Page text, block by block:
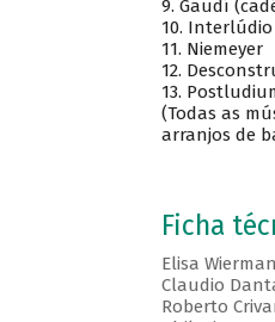
9. Gaudí
10.
11. Niemeyer
12.
13.
(Todas as
arranjos de
Ficha
Elisa
Claudio
Roberto